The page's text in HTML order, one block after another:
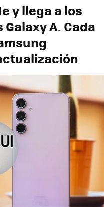
y llega a los
A. Cada